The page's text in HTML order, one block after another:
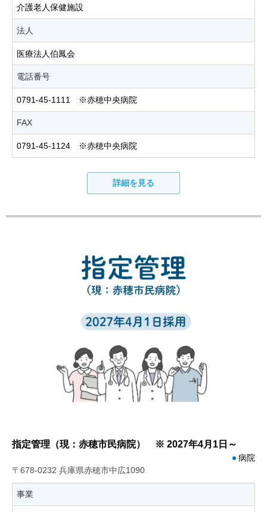
介護老人保健施設
法人
医療法人伯鳳会
電話番号
0791-45-1111 ※赤穂中央病院
FAX
0791-45-1124 ※赤穂中央病院
詳細を見る
指定管理（現：赤穂市民病院） ※ 2027年4月1日～
病院
〒678-0232 兵庫県赤穂市中広1090
事業